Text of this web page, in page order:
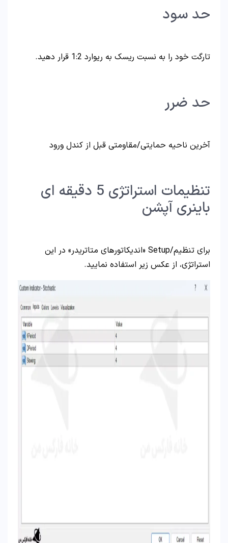
حد سود
تارگت خود را به نسبت ریسک به ریوارد 1:2 قرار دهید.
حد ضرر
آخرین ناحیه حمایتی/مقاومتی قبل از کندل ورود
تنظیمات استراتژی 5 دقیقه ای
باینری آپشن
برای تنظیم/Setup «اندیکاتورهای متاتریدر» در این
استراتژی، از عکس زیر استفاده نمایید.